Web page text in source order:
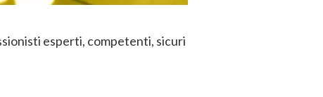
esperti, competenti, sicuri